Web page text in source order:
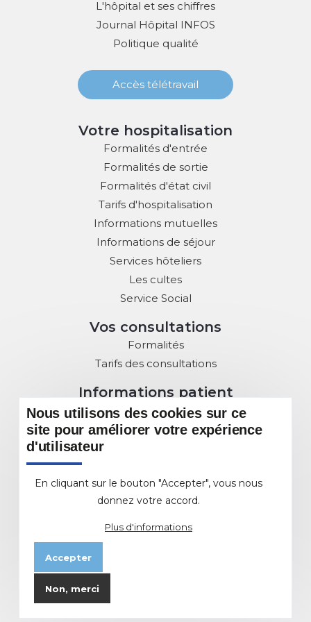
L'hôpital et ses chiffres
Journal Hôpital INFOS
Politique qualité
Accès télétravail
Votre hospitalisation
Formalités d'entrée
Formalités de sortie
Formalités d'état civil
Tarifs d'hospitalisation
Informations mutuelles
Informations de séjour
Services hôteliers
Les cultes
Service Social
Vos consultations
Formalités
Tarifs des consultations
Informations patient
Droits des Patients
Charte de la Laïcité
Commission des usagers
Sous Commissions au service du patient
DMP : Dossier Médical Partagé
Les différents Pôles et Services
Etablissement d'Hébergement de Personnes
Nous utilisons des cookies sur ce
site pour améliorer votre expérience
d'utilisateur
En cliquant sur le bouton "Accepter", vous nous
donnez votre accord.
Plus d'informations
Accepter
Non, merci